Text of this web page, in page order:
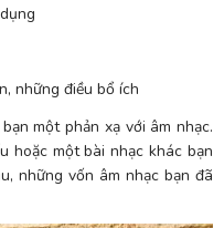
những điều bổ ích
một phản xạ với âm nhạc.
hoặc một bài nhạc khác bạn
những vốn âm nhạc bạn đã